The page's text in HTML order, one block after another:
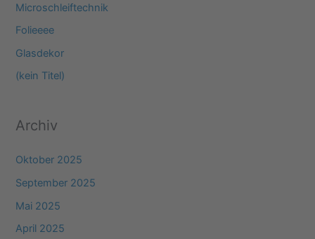
c
h
Microschleiftechnik
Folieeee
Glasdekor
(kein Titel)
Archiv
Oktober 2025
September 2025
Mai 2025
April 2025